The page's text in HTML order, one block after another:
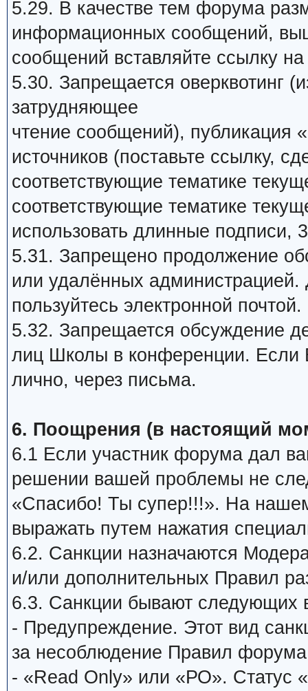
5.29. В качестве тем форума
информационных сообщений,
сообщений вставляйте ссылку
5.30. Запрещается оверквотинг
затрудняющее
чтение сообщений), публикация
источников (поставьте ссылку,
соответствующие тематике
соответствующие тематике
использовать длинные подписи,
5.31. Запрещено продолжение
или удалённых
пользуйтесь электронной почтой.
5.32. Запрещается обсуждение
лиц Школы в конференции. Если
лично, через письма.
6. Поощрения (в настоящий
6.1 Если участник форума дал
решении вашей проблемы не
«Спасибо! Ты супер!!!». На
выражать путем нажатия
6.2. Санкции назначаются
и/или дополнительных Правил
6.3. Санкции бывают следующих
- Предупреждение. Этот вид
за несоблюдение Правил
- «Read Only» или «РО». Статус